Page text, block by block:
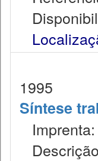
1995
Síntese